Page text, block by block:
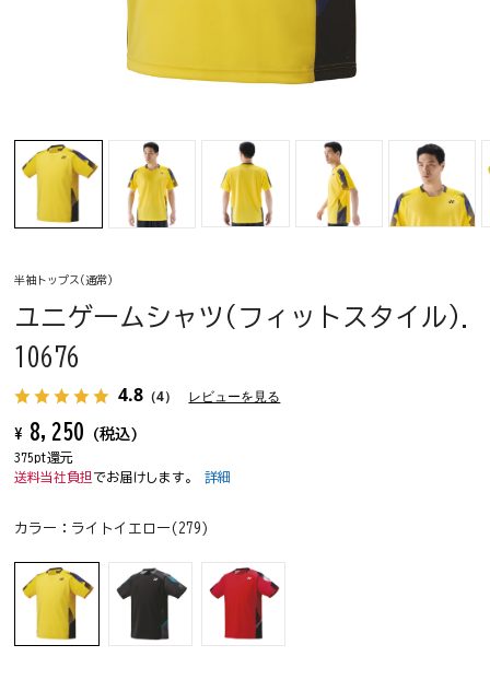
半袖トップス(通常)
ユニゲームシャツ(フィットスタイル).
10676
4.8 （4） レビューを見る
¥ 8,250 (税込)
375pt還元
送料当社負担 でお届けします。詳細
カラー： ライトイエロー(279)